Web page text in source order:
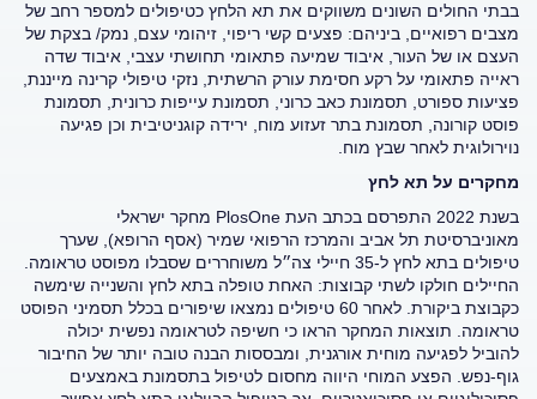
בבתי החולים השונים משווקים את תא הלחץ כטיפולים למספר רחב של
מצבים רפואיים, ביניהם: פצעים קשי ריפוי, זיהומי עצם, נמק/ בצקת של
העצם או של העור, איבוד שמיעה פתאומי תחושתי עצבי, איבוד שדה
ראייה פתאומי על רקע חסימת עורק הרשתית, נזקי טיפולי קרינה מייננת,
פציעות ספורט, תסמונת כאב כרוני, תסמונת עייפות כרונית, תסמונת
פוסט קורונה, תסמונת בתר זעזוע מוח, ירידה קוגניטיבית וכן פגיעה
נוירולוגית לאחר שבץ מוח.
מחקרים על תא לחץ
בשנת 2022 התפרסם בכתב העת PlosOne מחקר ישראלי
מאוניברסיטת תל אביב והמרכז הרפואי שמיר (אסף הרופא), שערך
טיפולים בתא לחץ ל-35 חיילי צה״ל משוחררים שסבלו מפוסט טראומה.
החיילים חולקו לשתי קבוצות: האחת טופלה בתא לחץ והשנייה שימשה
כקבוצת ביקורת. לאחר 60 טיפולים נמצאו שיפורים בכלל תסמיני הפוסט
טראומה. תוצאות המחקר הראו כי חשיפה לטראומה נפשית יכולה
להוביל לפגיעה מוחית אורגנית, ומבססות הבנה טובה יותר של החיבור
גוף-נפש. הפצע המוחי היווה מחסום לטיפול בתסמונת באמצעים